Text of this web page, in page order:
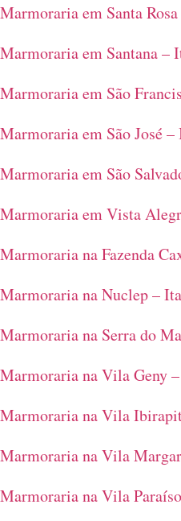
Marmoraria em Santa
Marmoraria em Santana –
Marmoraria em São
Marmoraria em São José –
Marmoraria em São
Marmoraria em Vista
Marmoraria na Fazenda
Marmoraria na Nuclep –
Marmoraria na Serra do
Marmoraria na Vila Geny
Marmoraria na Vila
Marmoraria na Vila
Marmoraria na Vila